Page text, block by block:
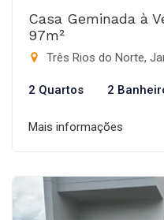
Casa Geminada à
97m²
Três Rios do Norte,
2 Quartos 2
Mais informações